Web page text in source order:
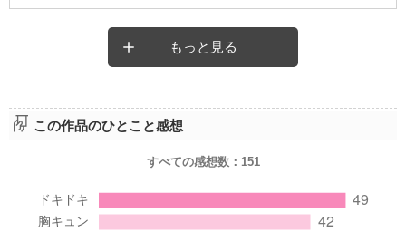
もっと見る
この作品のひとこと感想
すべての感想数： 151